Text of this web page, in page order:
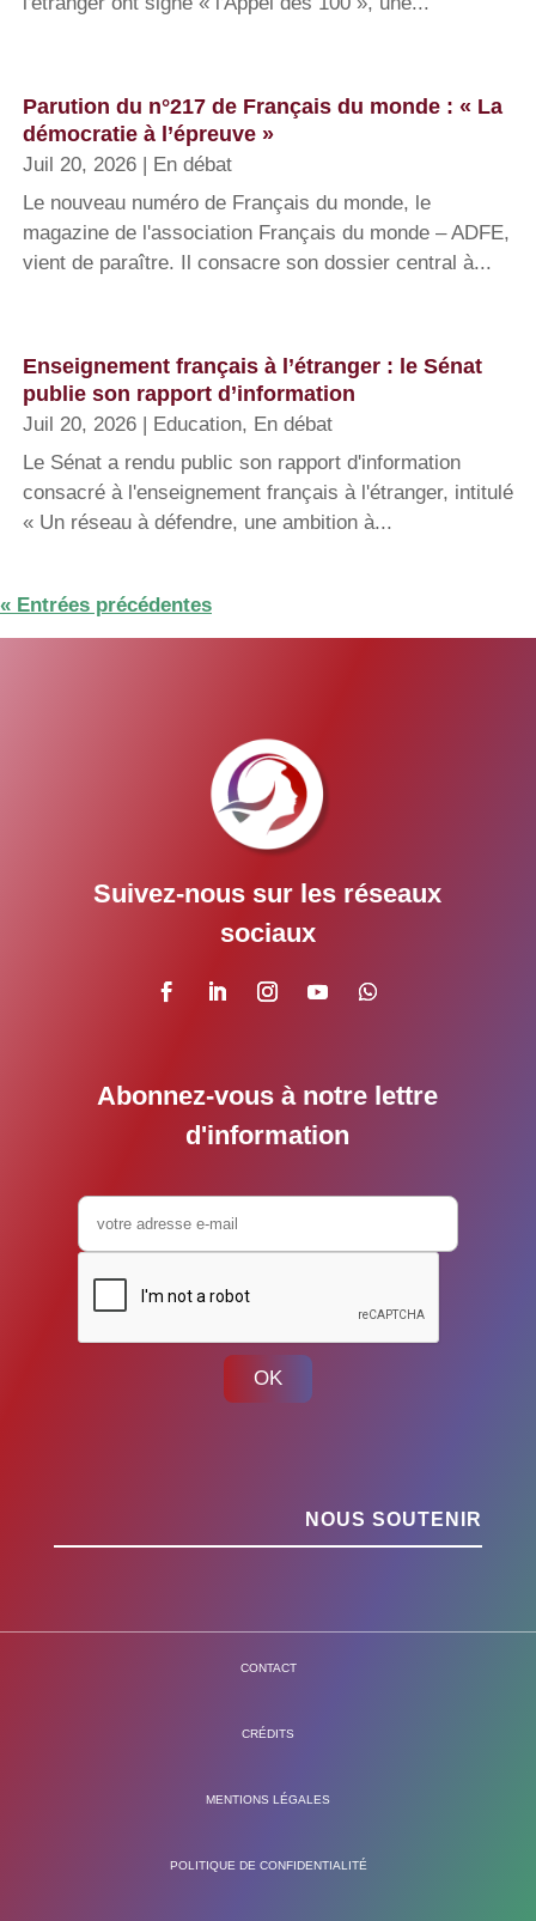
Parution du n°217 de Français du monde : « La
démocratie à l’épreuve »
Juil 20, 2026
En débat
Le nouveau numéro de Français du monde, le
magazine de l'association Français du monde – ADFE,
vient de paraître. Il consacre son dossier central à...
Enseignement français à l’étranger : le Sénat
publie son rapport d’information
Juil 20, 2026 Education, En débat
Le Sénat a rendu public son rapport d'information
consacré à l'enseignement français à l'étranger, intitulé
« Un réseau à défendre, une ambition à...
« Entrées précédentes
Suivez-nous sur les réseaux
sociaux
Abonnez-vous à notre lettre
d'information
OK
NOUS SOUTENIR
CONTACT
CRÉDITS
MENTIONS LÉGALES
POLITIQUE DE CONFIDENTIALITÉ